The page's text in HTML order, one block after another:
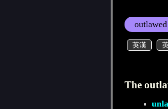
outlawed
英漢
The